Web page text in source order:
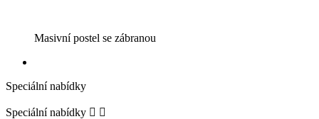
Masivní postel se zábranou
Speciální nabídky
Speciální nabídky  